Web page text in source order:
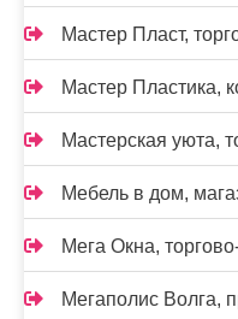
Мастер Пласт,
Мастер Пластика,
Мастерская уюта,
Мебель в дом,
Мега Окна,
Мегаполис Волга,